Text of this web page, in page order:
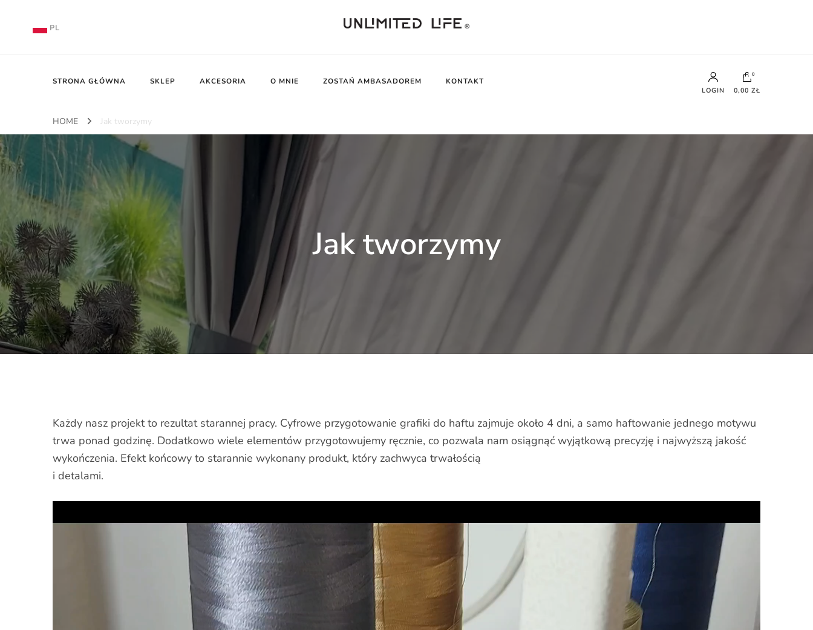
PL
DE
UNLIMITED LIFE
STRONA GŁÓWNA SKLEP AKCESORIA O MNIE ZOSTAŃ AMBASADOREM KONTAKT
LOGIN
0
0,00 ZŁ
HOME Jak tworzymy
Jak tworzymy
Każdy nasz projekt to rezultat starannej pracy. Cyfrowe przygotowanie grafiki do haftu zajmuje około 4 dni, a samo haftowanie jednego motywu
trwa ponad godzinę. Dodatkowo wiele elementów przygotowujemy ręcznie, co pozwala nam osiągnąć wyjątkową precyzję i najwyższą jakość
wykończenia. Efekt końcowy to starannie wykonany produkt, który zachwyca trwałością
i detalami.